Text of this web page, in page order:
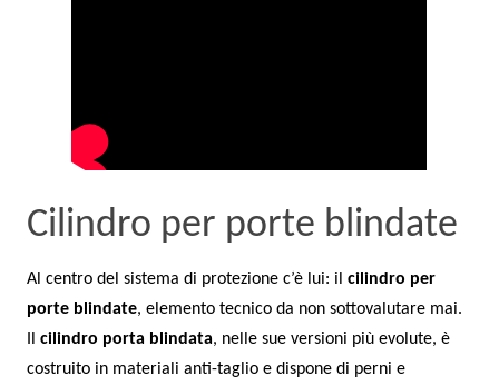
Cilindro per porte blindate
Al centro del sistema di protezione c’è lui: ilcilindro per
porte blindate, elemento tecnico da non sottovalutare mai.
Ilcilindro porta blindata, nelle sue versioni più evolute, è
costruito in materiali anti-taglio e dispone di perni e